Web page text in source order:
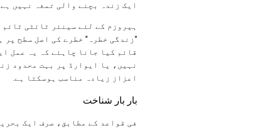
ایک زندہ بچنے والی تمغہ نہیں
ہیروزم کے لئے سینئر ٹائٹی
"زندگی خطرہ" خطرے کی اصل سطح پر
قائم کیا جانا چاہئے کہ یہ عمل
نہیں، یا ایوارڈ پر بہت محدود
اعزاز زیادہ مناسب ہوسکتا ہے.
بار بار شناخت
فی قواعد کے مطابق، صرف ایک